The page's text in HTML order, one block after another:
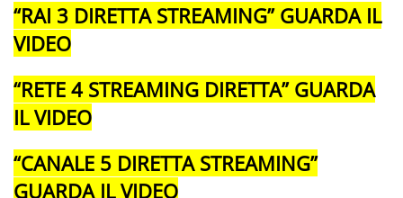
“RAI 3 DIRETTA STREAMING” GUARDA IL
VIDEO
“RETE 4 STREAMING DIRETTA” GUARDA
IL VIDEO
“CANALE 5 DIRETTA STREAMING”
GUARDA IL VIDEO